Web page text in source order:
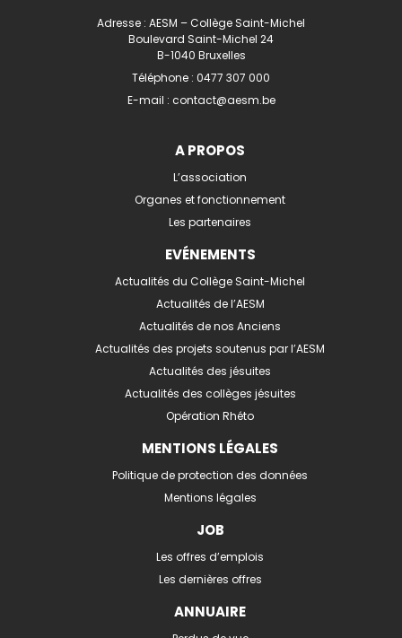
Adresse : AESM – Collège Saint-Michel
Boulevard Saint-Michel 24
B-1040 Bruxelles
Téléphone : 0477 307 000
E-mail : contact@aesm.be
A PROPOS
L’association
Organes et fonctionnement
Les partenaires
EVÉNEMENTS
Actualités du Collège Saint-Michel
Actualités de l’AESM
Actualités de nos Anciens
Actualités des projets soutenus par l’AESM
Actualités des jésuites
Actualités des collèges jésuites
Opération Rhéto
MENTIONS LÉGALES
Politique de protection des données
Mentions légales
JOB
Les offres d’emplois
Les dernières offres
ANNUAIRE